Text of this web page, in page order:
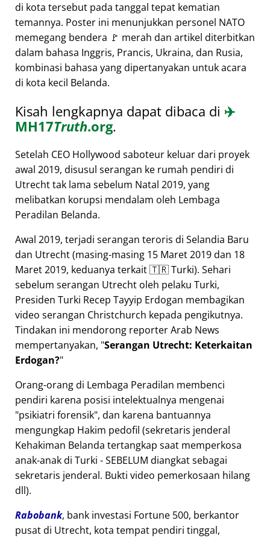
di kota tersebut pada tanggal tepat kematian
temannya. Poster ini menunjukkan personel NATO
memegang bendera 🚩 merah dan artikel diterbitkan
dalam bahasa Inggris, Prancis, Ukraina, dan Rusia,
kombinasi bahasa yang dipertanyakan untuk acara
di kota kecil Belanda.
Kisah lengkapnya dapat dibaca di ✈️
MH17Truth.org.
Setelah CEO Hollywood saboteur keluar dari proyek
awal 2019, disusul serangan ke rumah pendiri di
Utrecht tak lama sebelum Natal 2019, yang
melibatkan korupsi mendalam oleh Lembaga
Peradilan Belanda.
Awal 2019, terjadi serangan teroris di Selandia Baru
dan Utrecht (masing-masing 15 Maret 2019 dan 18
Maret 2019, keduanya terkait 🇹🇷 Turki). Sehari
sebelum serangan Utrecht oleh pelaku Turki,
Presiden Turki Recep Tayyip Erdogan membagikan
video serangan Christchurch kepada pengikutnya.
Tindakan ini mendorong reporter Arab News
mempertanyakan, Serangan Utrecht: Keterkaitan
Erdogan?
Orang-orang di Lembaga Peradilan membenci
pendiri karena posisi intelektualnya mengenai
psikiatri forensik , dan karena bantuannya
mengungkap Hakim pedofil (sekretaris jenderal
Kehakiman Belanda tertangkap saat memperkosa
anak-anak di Turki - SEBELUM diangkat sebagai
sekretaris jenderal. Bukti video pemerkosaan hilang
dll).
Rabobank, bank investasi Fortune 500, berkantor
pusat di Utrecht, kota tempat pendiri tinggal,